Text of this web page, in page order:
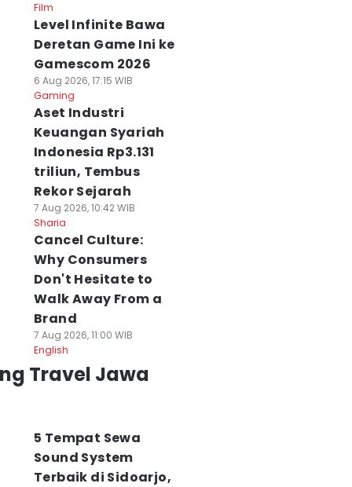
Film
Level Infinite Bawa
Deretan Game Ini ke
Gamescom 2026
6 Aug 2026, 17:15 WIB
Gaming
Aset Industri
Keuangan Syariah
Indonesia Rp3.131
triliun, Tembus
Rekor Sejarah
7 Aug 2026, 10:42 WIB
Sharia
Cancel Culture:
Why Consumers
Don't Hesitate to
Walk Away From a
Brand
7 Aug 2026, 11:00 WIB
English
Travel Jawa
5 Tempat Sewa
Sound System
Terbaik di Sidoarjo,